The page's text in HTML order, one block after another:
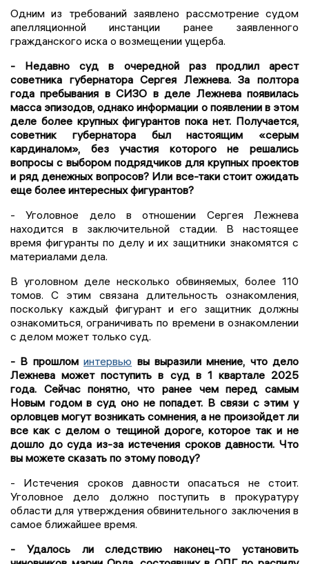
Одним из требований заявлено рассмотрение судом
апелляционной инстанции ранее заявленного
гражданского иска о возмещении ущерба.
- Недавно суд в очередной раз продлил арест
советника губернатора Сергея Лежнева. За полтора
года пребывания в СИЗО в деле Лежнева появилась
масса эпизодов, однако информации о появлении в этом
деле более крупных фигурантов пока нет. Получается,
советник губернатора был настоящим «серым
кардиналом», без участия которого не решались
вопросы с выбором подрядчиков для крупных проектов
и ряд денежных вопросов? Или все-таки стоит ожидать
еще более интересных фигурантов?
- Уголовное дело в отношении Сергея Лежнева
находится в заключительной стадии. В настоящее
время фигуранты по делу и их защитники знакомятся с
материалами дела.
В уголовном деле несколько обвиняемых, более 110
томов. С этим связана длительность ознакомления,
поскольку каждый фигурант и его защитник должны
ознакомиться, ограничивать по времени в ознакомлении
с делом может только суд.
- В прошломинтервью вы выразили мнение, что дело
Лежнева может поступить в суд в 1 квартале 2025
года. Сейчас понятно, что ранее чем перед самым
Новым годом в суд оно не попадет. В связи с этим у
орловцев могут возникать сомнения, а не произойдет ли
все как с делом о тещиной дороге, которое так и не
дошло до суда из-за истечения сроков давности. Что
вы можете сказать по этому поводу?
- Истечения сроков давности опасаться не стоит.
Уголовное дело должно поступить в прокуратуру
области для утверждения обвинительного заключения в
самое ближайшее время.
- Удалось ли следствию наконец-то установить